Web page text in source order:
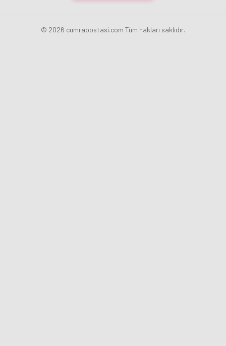
© 2026 cumrapostasi.com Tüm hakları saklıdır.